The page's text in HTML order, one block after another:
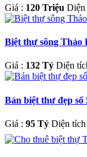
Giá : 120 Triệu Diện
Biệt thự sông Thảo
Giá : 132 Tỷ Diện
Bán biệt thự đẹp
Giá : 95 Tỷ Diện tích